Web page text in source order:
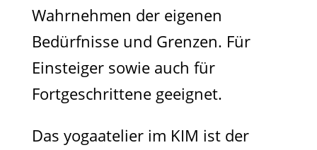
Wahrnehmen der eigenen
Bedürfnisse und Grenzen. Für
Einsteiger sowie auch für
Fortgeschrittene geeignet.
Das yogaatelier im KIM ist der